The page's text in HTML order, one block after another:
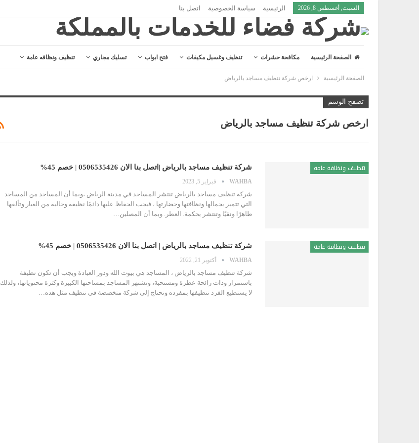
السبت, أغسطس 8, 2026 الرئيسية سياسة الخصوصية اتصل بنا
الصفحة الرئيسية مكافحة حشرات تنظيف وغسيل مكيفات فتح ابواب تسليك مجاري تنظيف ونظافه عامة
الصفحة الرئيسية ارخص شركة تنظيف مساجد بالرياض
تصفح الوسم
ارخص شركة تنظيف مساجد بالرياض
تنظيف ونظافه عامة شركة تنظيف مساجد بالرياض |اتصل بنا الان 0506535426 | خصم 45%
WAHBA فبراير 5, 2023
شركة تنظيف مساجد بالرياض تنتشر المساجد في مدينة الرياض ،وبما أن المساجد من المساجد
التي تتميز بجمالها ونظافتها وحضارتها ، فيجب الحفاظ عليها دائمًا نظيفة وخالية من الغبار وتألقها
طاهرًا ونقيًا وتنتشر بحكمة. العطر. وبما أن المصلين…
تنظيف ونظافه عامة شركة تنظيف مساجد بالرياض | اتصل بنا الان 0506535426 | خصم 45%
WAHBA أكتوبر 21, 2022
شركة تنظيف مساجد بالرياض ، المساجد هي بيوت الله ودور العبادة ويجب أن تكون نظيفة
باستمرار وذات رائحة عطرة ومستحبة، وتشتهر المساجد بمساحتها الكبيرة وكثرة محتوياتها، ولذلك
لا يستطيع الفرد تنظيفها بمفرده وتحتاج إلى شركة متخصصة في تنظيف مثل هذه…
شركة فتح أبواب بالظهران | اتصل بنا الان
0506535426
شركة فتح أبواب بالأحساء | اتصل بنا الان 0506535426
شركة فتح أبواب بالهفوف | اتصل بنا الان
نوفمبر 1, 2022